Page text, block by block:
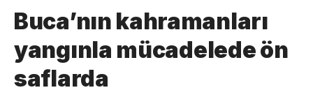
Buca’nın kahramanları
yangınla mücadelede ön
saflarda